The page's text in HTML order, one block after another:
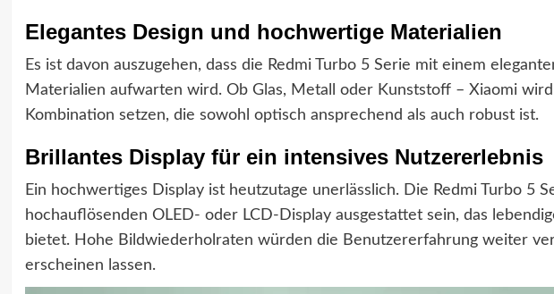
Elegantes Design und hochwertige Materialien
Es ist davon auszugehen, dass die Redmi Turbo 5 Serie mit einem
Materialien aufwarten wird. Ob Glas, Metall oder Kunststoff – Xiaomi
Kombination setzen, die sowohl optisch ansprechend als auch robust ist.
Brillantes Display für ein intensives Nutzererlebnis
Ein hochwertiges Display ist heutzutage unerlässlich. Die Redmi Turbo 5
hochauflösenden OLED- oder LCD-Display ausgestattet sein, das
bietet. Hohe Bildwiederholraten würden die Benutzererfahrung weiter
erscheinen lassen.